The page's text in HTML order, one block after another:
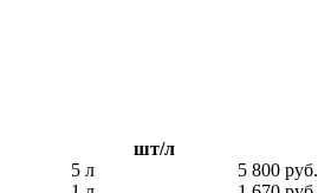
шт/л
5 л
5 800 руб.